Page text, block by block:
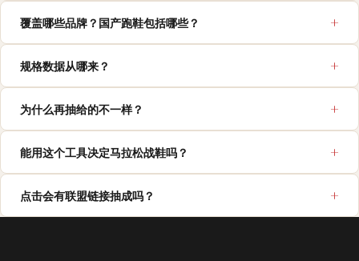
覆盖哪些品牌？国产跑鞋包括哪些？
规格数据从哪来？
为什么再抽给的不一样？
能用这个工具决定马拉松战鞋吗？
点击会有联盟链接抽成吗？